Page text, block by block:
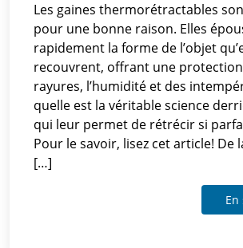
Les gaines thermorétractables
pour une bonne raison. Elles
rapidement la forme de l’objet
recouvrent, offrant une
rayures, l’humidité et des
quelle est la véritable science
qui leur permet de rétrécir si
Pour le savoir, lisez cet article! De
[…]